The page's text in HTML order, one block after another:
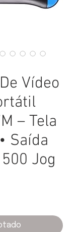
Vídeo
– Tela
Saída
Jog